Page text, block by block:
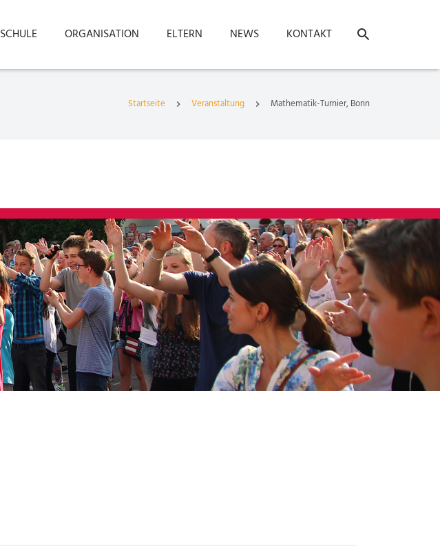
SCHULE ORGANISATION ELTERN NEWS KONTAKT
Startseite Veranstaltung Mathematik-Turnier, Bonn